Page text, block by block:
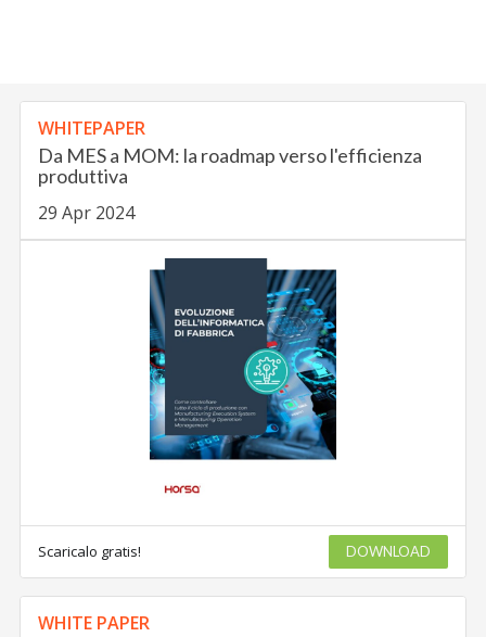
WHITEPAPER
Da MES a MOM: la roadmap verso l'efficienza
produttiva
29 Apr 2024
Scaricalo gratis! DOWNLOAD
WHITE PAPER